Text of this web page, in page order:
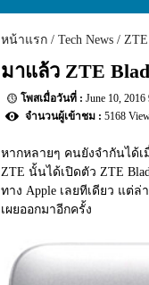
หน้าแรก Tech News ZTE
มาแล้ว ZTE
June 10, 2016
5168
หากหลายๆ คนยังจำกันได้
ZTE นั้นได้เปิดตัว ZTE
ทาง Apple เลยทีเดียว แต่
เผยออกมาอีกครั้ง